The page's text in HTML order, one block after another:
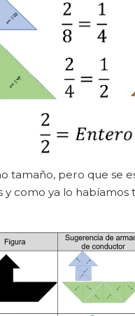
tamaño, pero que se
como ya lo